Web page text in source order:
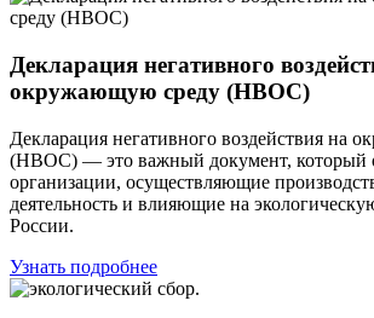
Декларация негативного
окружающую среду (НВОС)
Декларация негативного воздействия на
(НВОС) — это важный документ, который
организации, осуществляющие
деятельность и влияющие на
России.
Узнать подробнее